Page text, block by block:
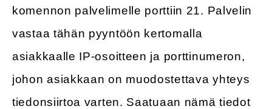
komennon palvelimelle porttiin 21. Palvelin
vastaa tähän pyyntöön kertomalla
asiakkaalle IP-osoitteen ja porttinumeron,
johon asiakkaan on muodostettava yhteys
tiedonsiirtoa varten. Saatuaan nämä tiedot